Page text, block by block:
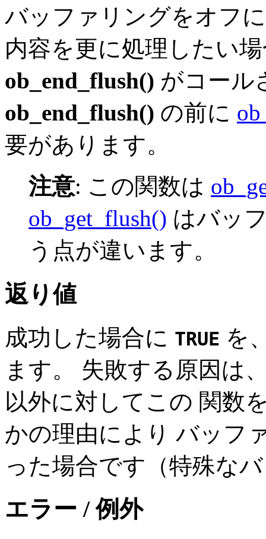
バッファリングをオフ
内容を更に処理したい
ob_end_flush() がコール
ob_end_flush() の前に
要があります。
注意: この関数は
ob_get_flush() はバッ
う点が違います。
返り値
成功した場合に TRUE を
ます。 失敗する原因は
以外に対してこの 関数
かの理由により バッフ
った場合です（特殊な
エラー / 例外